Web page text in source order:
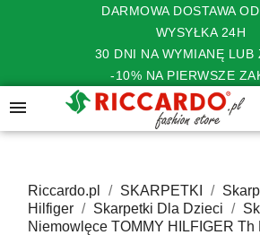
DARMOWA DOSTAWA
WYSYŁKA 24H
30 DNI NA WYMIANĘ LUB
-10% NA PIERWSZE

Riccardo.pl SKARPETKI
Hilfiger
Skarpetki Dla Dzieci
Niemowlęce TOMMY HILFIGER Th